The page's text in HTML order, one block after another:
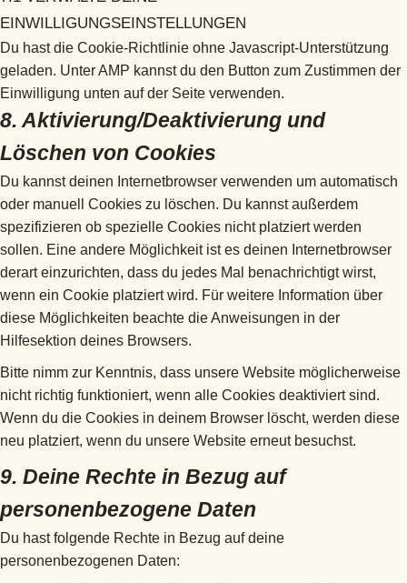
EINWILLIGUNGSEINSTELLUNGEN
Du hast die Cookie-Richtlinie ohne Javascript-Unterstützung
geladen. Unter AMP kannst du den Button zum Zustimmen der
Einwilligung unten auf der Seite verwenden.
8. Aktivierung/Deaktivierung und
Löschen von Cookies
Du kannst deinen Internetbrowser verwenden um automatisch
oder manuell Cookies zu löschen. Du kannst außerdem
spezifizieren ob spezielle Cookies nicht platziert werden
sollen. Eine andere Möglichkeit ist es deinen Internetbrowser
derart einzurichten, dass du jedes Mal benachrichtigt wirst,
wenn ein Cookie platziert wird. Für weitere Information über
diese Möglichkeiten beachte die Anweisungen in der
Hilfesektion deines Browsers.
Bitte nimm zur Kenntnis, dass unsere Website möglicherweise
nicht richtig funktioniert, wenn alle Cookies deaktiviert sind.
Wenn du die Cookies in deinem Browser löscht, werden diese
neu platziert, wenn du unsere Website erneut besuchst.
9. Deine Rechte in Bezug auf
personenbezogene Daten
Du hast folgende Rechte in Bezug auf deine
personenbezogenen Daten: